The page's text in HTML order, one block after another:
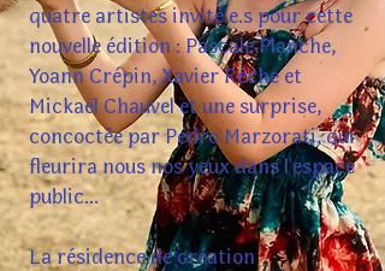
quatre artistes invité.e.s pour cette
nouvelle édition : Pascale Planche,
Yoann Crépin, Xavier Rèche et
Mickaël Chauvel et une surprise,
concoctée par Pedro Marzorati, qui
fleurira nous nos yeux dans l'espace
public...
La résidence de création